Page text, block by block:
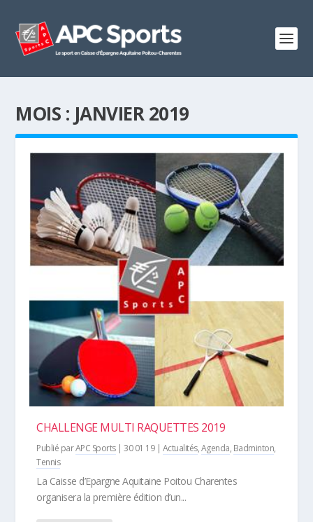
MOIS : JANVIER 2019
CHALLENGE MULTI RAQUETTES 2019
Publié parAPC Sports|30 01 19| Actualités,Agenda, Badminton,
Tennis
La Caisse d’Epargne Aquitaine Poitou Charentes
organisera la première édition d’un...